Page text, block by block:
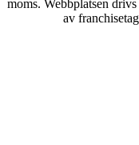
moms. Webbplatsen
av